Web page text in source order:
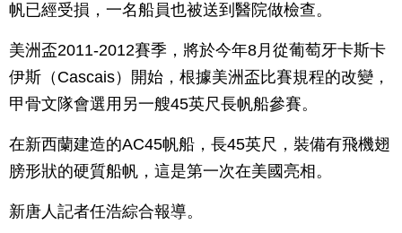
帆已經受損，一名船員也被送到醫院做檢查。
美洲盃2011-2012賽季，將於今年8月從葡萄牙卡斯卡
伊斯（Cascais）開始，根據美洲盃比賽規程的改變，
甲骨文隊會選用另一艘45英尺長帆船參賽。
在新西蘭建造的AC45帆船，長45英尺，裝備有飛機翅
膀形狀的硬質船帆，這是第一次在美國亮相。
新唐人記者任浩綜合報導。